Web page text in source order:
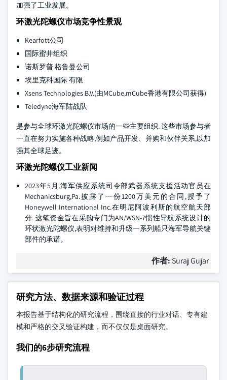
加强了工业发展。
环激光陀螺仪市场竞争性景观
Kearfott公司
国际蜜井组织
诺斯罗普·格鲁曼公司
埃里克科国际 有限
Xsens Technologies B.V.(由MCube,mCube香港有限公司获得)
Teledyne海军陆战队
是参与全球环激光陀螺仪市场的一些主要组织. 这些市场参与者
一直在努力实施各种战略,例如产品开发、并购和伙伴关系,以加
强其全球足迹。
环激光陀螺仪工业新闻
2023年5月,海军供应系统司令部武器系统支援活动官员在
Mechanicsburg,Pa.披露了一份1200万美元的合同,授予了
Honeywell International Inc.在明尼阿波利斯的航空航天部
分. 这笔资金旨在采购专门为AN/WSN-7惯性导航系统设计的
环状激光陀螺仪,表明对维持和升级一系列船只海军导航关键
部件的承诺。
作者: Suraj Gujar
研究方法、数据来源和验证过程
本报告基于结构化的研究流程，围绕直接的行业对话、专有建
模和严格的交叉验证构建，而不仅仅是桌面研究。
我们的6步研究流程